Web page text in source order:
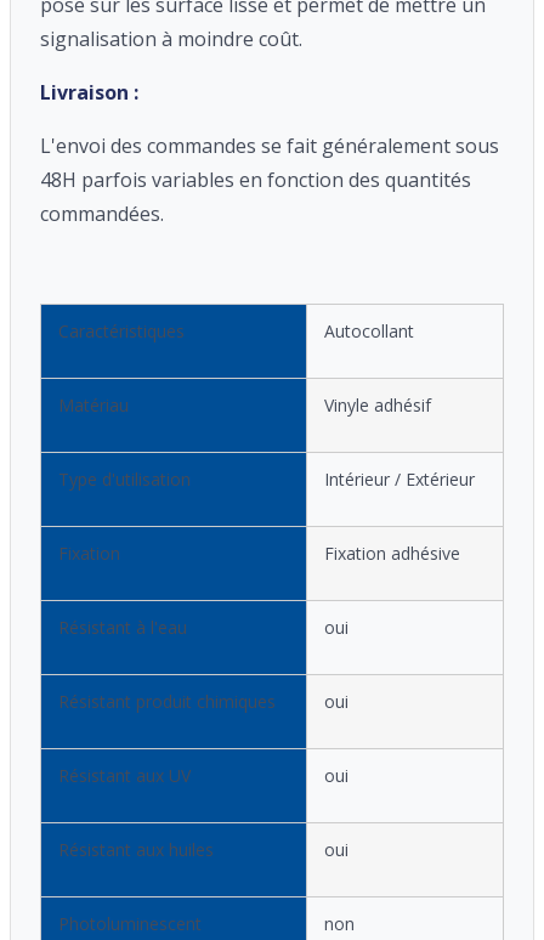
pose sur les surface lisse et permet de mettre un
signalisation à moindre coût.
Livraison :
L'envoi des commandes se fait généralement sous
48H parfois variables en fonction des quantités
commandées.
Caractéristiques Autocollant
Matériau Vinyle adhésif
Type d'utilisation Intérieur / Extérieur
Fixation Fixation adhésive
Résistant à l'eau oui
Résistant produit chimiques oui
Résistant aux UV oui
Résistant aux huiles oui
Photoluminescent non